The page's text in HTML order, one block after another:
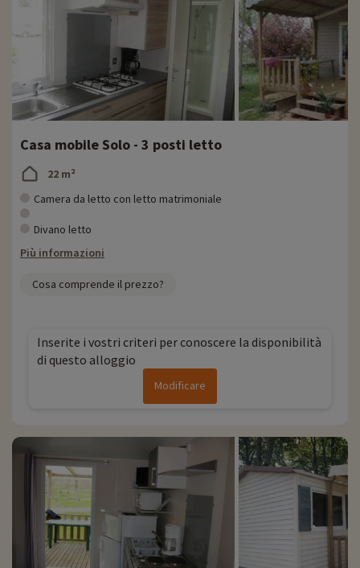
Casa mobile Solo - 3 posti letto
22 m²
Camera da letto con letto matrimoniale
Divano letto
Più informazioni
Cosa comprende il prezzo?
Inserite i vostri criteri per conoscere la disponibilità
di questo alloggio
Modificare